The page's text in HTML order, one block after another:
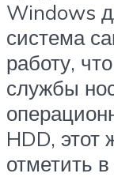
Windows
система
работу,
службы
HDD, этот
отметить